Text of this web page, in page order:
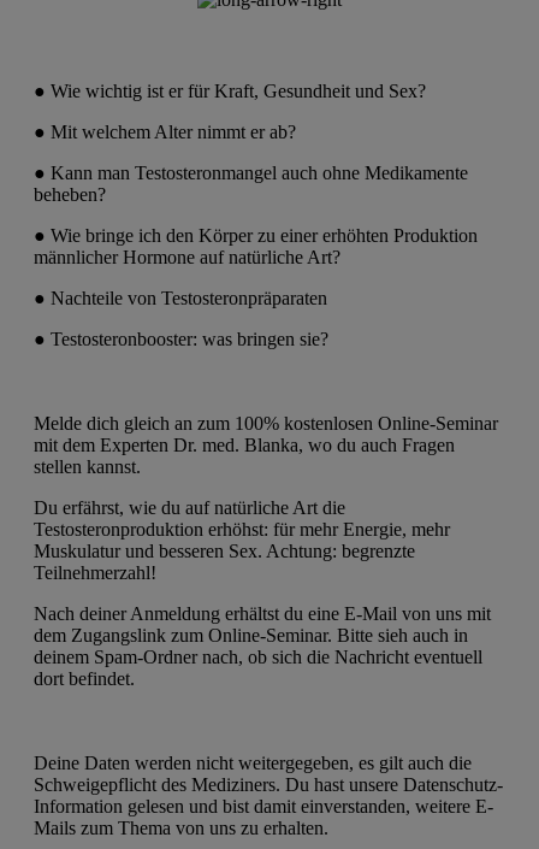
● Wie wichtig ist er für Kraft, Gesundheit und Sex?
● Mit welchem Alter nimmt er ab?
● Kann man Testosteronmangel auch ohne Medikamente
beheben?
● Wie bringe ich den Körper zu einer erhöhten Produktion
männlicher Hormone auf natürliche Art?
● Nachteile von Testosteronpräparaten
● Testosteronbooster: was bringen sie?
Melde dich gleich an zum 100% kostenlosen Online-Seminar
mit dem Experten Dr. med. Blanka, wo du auch Fragen
stellen kannst.
Du erfährst, wie du auf natürliche Art die
Testosteronproduktion erhöhst: für mehr Energie, mehr
Muskulatur und besseren Sex. Achtung: begrenzte
Teilnehmerzahl!
Nach deiner Anmeldung erhältst du eine E-Mail von uns mit
dem Zugangslink zum Online-Seminar. Bitte sieh auch in
deinem Spam-Ordner nach, ob sich die Nachricht eventuell
dort befindet.
Deine Daten werden nicht weitergegeben, es gilt auch die
Schweigepflicht des Mediziners. Du hast unsere Datenschutz-
Information gelesen und bist damit einverstanden, weitere E-
Mails zum Thema von uns zu erhalten.